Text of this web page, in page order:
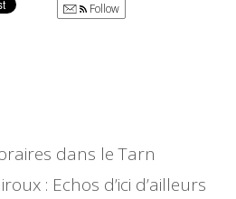
Follow
dans le Tarn
: Echos d’ici d’ailleurs